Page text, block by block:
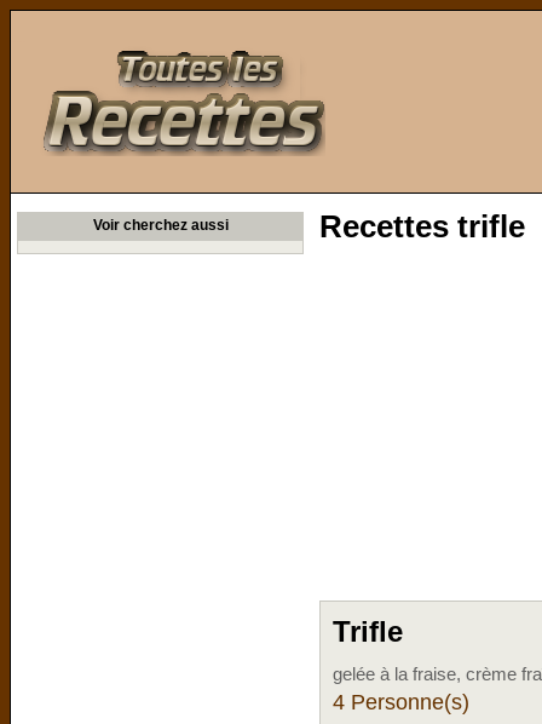
Voir cherchez aussi Recettes trifle
Trifle
gelée à la fraise, crème
4 Personne(s)